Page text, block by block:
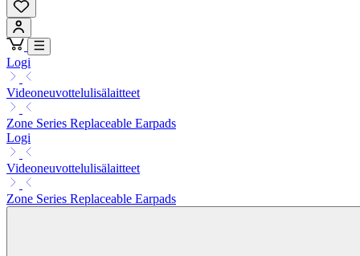
Logi
Videoneuvottelulisälaitteet
Zone Series Replaceable Earpads
Logi
Videoneuvottelulisälaitteet
Zone Series Replaceable Earpads